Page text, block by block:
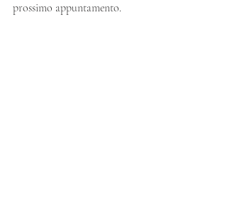
prossimo appuntamento.